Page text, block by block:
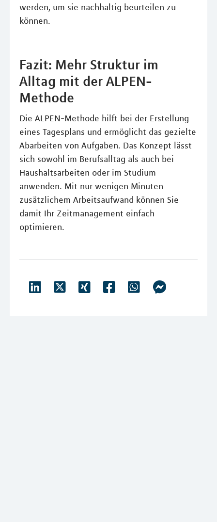
werden, um sie nachhaltig beurteilen zu
können.
Fazit: Mehr Struktur im
Alltag mit der ALPEN-
Methode
Die ALPEN-Methode hilft bei der Erstellung
eines Tagesplans und ermöglicht das gezielte
Abarbeiten von Aufgaben. Das Konzept lässt
sich sowohl im Berufsalltag als auch bei
Haushaltsarbeiten oder im Studium
anwenden. Mit nur wenigen Minuten
zusätzlichem Arbeitsaufwand können Sie
damit Ihr Zeitmanagement einfach
optimieren.